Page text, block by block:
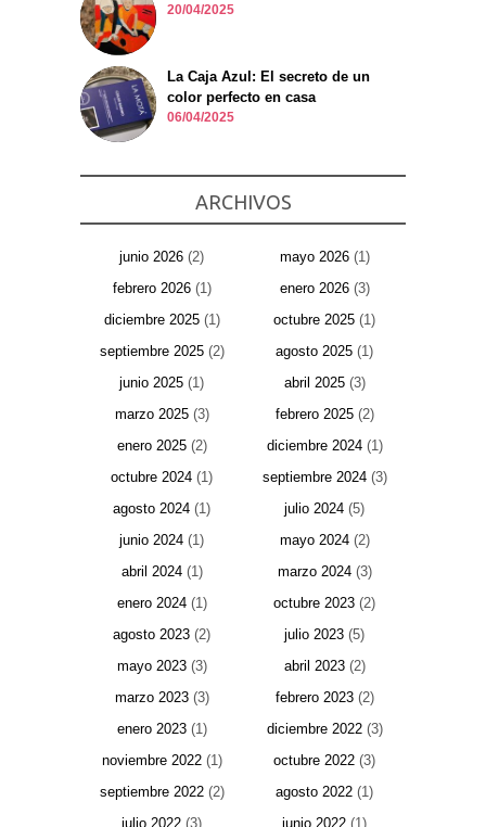
20/04/2025
La Caja Azul: El secreto de un
color perfecto en casa
06/04/2025
ARCHIVOS
junio 2026 (2) mayo 2026(1)
febrero 2026(1) enero 2026(3)
diciembre 2025(1) octubre 2025 (1)
septiembre 2025(2) agosto 2025 (1)
junio 2025 (1) abril 2025(3)
marzo 2025(3) febrero 2025(2)
enero 2025(2) diciembre 2024(1)
octubre 2024 (1) septiembre 2024(3)
agosto 2024 (1) julio 2024 (5)
junio 2024 (1) mayo 2024(2)
abril 2024(1) marzo 2024(3)
enero 2024(1) octubre 2023 (2)
agosto 2023 (2) julio 2023 (5)
mayo 2023(3) abril 2023(2)
marzo 2023(3) febrero 2023(2)
enero 2023(1) diciembre 2022(3)
noviembre 2022(1) octubre 2022 (3)
septiembre 2022(2) agosto 2022 (1)
julio 2022 (3) junio 2022 (1)